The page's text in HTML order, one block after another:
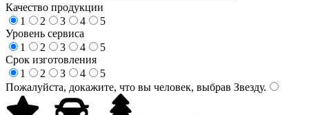
Качество продукции
1
2 3 4
5
Уровень сервиса
1
2 3 4
5
Срок изготовления
1
2 3 4
5
Пожалуйста, докажите, что вы человек, выбрав Звезду.